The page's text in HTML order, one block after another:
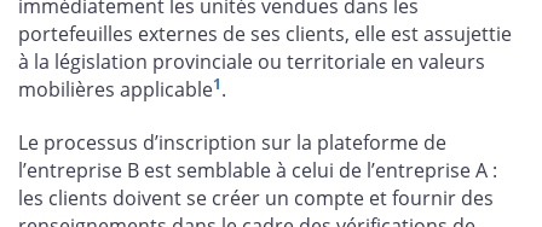
immédiatement les unités vendues dans les
portefeuilles externes de ses clients, elle est assujettie
à la législation provinciale ou territoriale en valeurs
mobilières applicable1.
Le processus d’inscription sur la plateforme de
l’entreprise B est semblable à celui de l’entreprise A :
les clients doivent se créer un compte et fournir des